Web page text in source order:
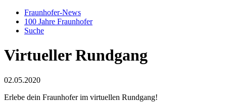
Fraunhofer-News
100 Jahre Fraunhofer
Suche
Virtueller Rundgang
02.05.2020
Erlebe dein Fraunhofer im virtuellen Rundgang!